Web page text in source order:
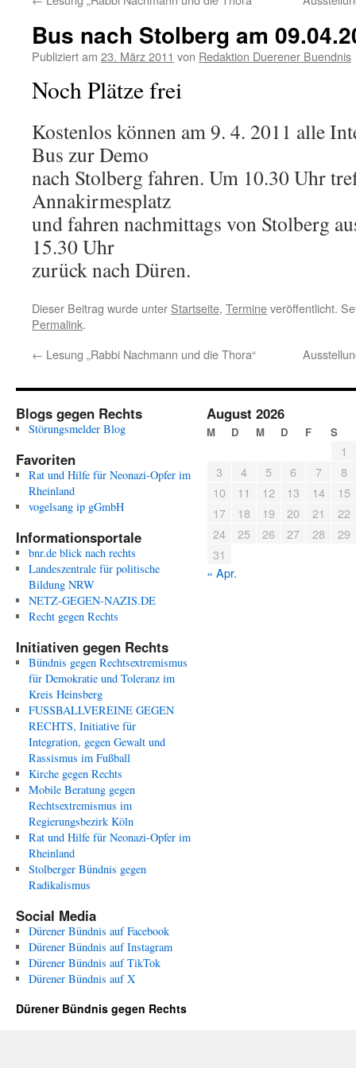
Bus nach Stolberg am
Publiziert am 23. März 2011 von Redaktion Duerener Buendnis
Noch Plätze frei
Kostenlos können am 9. 4. 2011 alle
Bus zur Demo
nach Stolberg fahren. Um 10.30 Uhr
Annakirmesplatz
und fahren nachmittags von Stolberg
15.30 Uhr
zurück nach Düren.
Dieser Beitrag wurde unter Startseite, Termineveröffentlicht.
Permalink.
← Lesung „Rabbi Nachmann und die Thora“
Blogs gegen Rechts
Störungsmelder Blog
Favoriten
Rat und Hilfe für Neonazi-Opfer im
Rheinland
vogelsang ip gGmbH
Informationsportale
bnr.de blick nach rechts
Landeszentrale für politische
Bildung NRW
NETZ-GEGEN-NAZIS.DE
Recht gegen Rechts
Initiativen gegen Rechts
Bündnis gegen Rechtsextremismus
für Demokratie und Toleranz im
Kreis Heinsberg
FUSSBALLVEREINE GEGEN
RECHTS, Initiative für
Integration, gegen Gewalt und
Rassismus im Fußball
Kirche gegen Rechts
Mobile Beratung gegen
Rechtsextremismus im
Regierungsbezirk Köln
Rat und Hilfe für Neonazi-Opfer im
Rheinland
Stolberger Bündnis gegen
Radikalismus
Social Media
Dürener Bündnis auf Facebook
Dürener Bündnis auf Instagram
Dürener Bündnis auf TikTok
Dürener Bündnis auf X
August 2026
M D M D F S
1
3
4 5 6 7
8
10
11 12 13 14
15
17
18 19 20 21
22
24
25 26 27 28
29
31
« Apr.
Dürener Bündnis gegen Rechts